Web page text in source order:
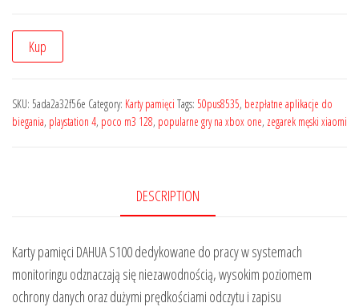
Kup
SKU: 5ada2a32f56e Category: Karty pamięci Tags: 50pus8535, bezpłatne aplikacje do
biegania, playstation 4, poco m3 128, popularne gry na xbox one, zegarek męski xiaomi
DESCRIPTION
Karty pamięci DAHUA S100 dedykowane do pracy w systemach
monitoringu odznaczają się niezawodnością, wysokim poziomem
ochrony danych oraz dużymi prędkościami odczytu i zapisu